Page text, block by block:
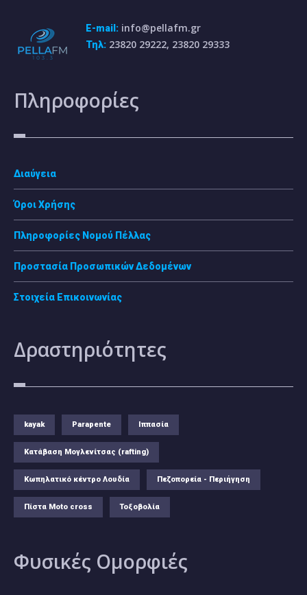
E-mail: info@pellafm.gr
Τηλ: 23820 29222, 23820 29333
Πληροφορίες
Διαύγεια
Όροι Χρήσης
Πληροφορίες Νομού Πέλλας
Προστασία Προσωπικών Δεδομένων
Στοιχεία Επικοινωνίας
Δραστηριότητες
kayak Parapente Ιππασία
Κατάβαση Μογλενίτσας (rafting)
Κωπηλατικό κέντρο Λουδία Πεζοπορεία - Περιήγηση
Πίστα Moto cross Τοξοβολία
Φυσικές Ομορφιές